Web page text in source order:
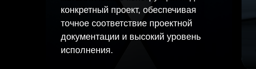
конкретный проект, обеспечивая
точное соответствие проектной
документации и высокий уровень
исполнения.